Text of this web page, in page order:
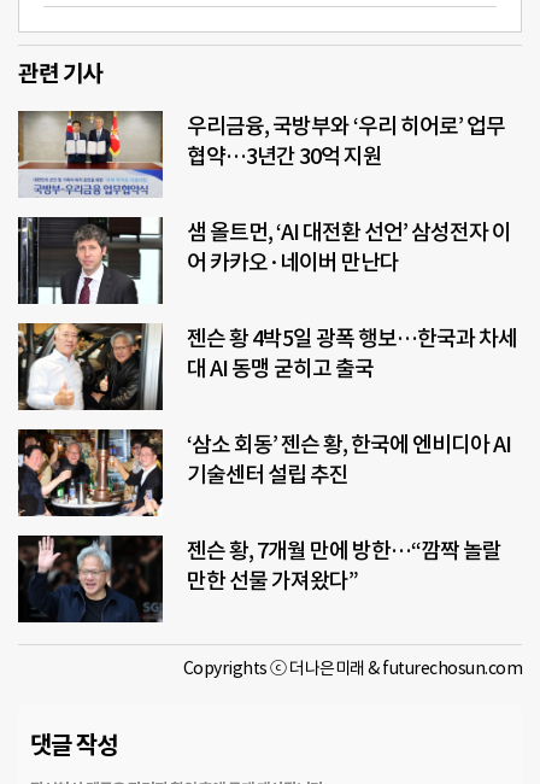
관련 기사
우리금융, 국방부와 ‘우리 히어로’ 업무
협약…3년간 30억 지원
샘 올트먼, ‘AI 대전환 선언’ 삼성전자 이
어 카카오·네이버 만난다
젠슨 황 4박5일 광폭 행보…한국과 차세
대 AI 동맹 굳히고 출국
‘삼소 회동’ 젠슨 황, 한국에 엔비디아 AI
기술센터 설립 추진
젠슨 황, 7개월 만에 방한…“깜짝 놀랄
만한 선물 가져왔다”
Copyrights ⓒ 더나은미래 & futurechosun.com
댓글 작성